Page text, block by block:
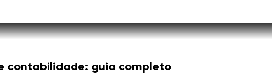
contabilidade: guia completo